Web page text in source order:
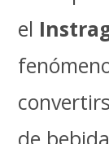
el
de